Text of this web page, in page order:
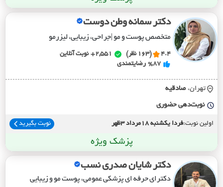
دکتر سمانه وطن دوست
متخصص پوست و مو |جراحی، زیبایی، لیزرمو
4.4 (163 نظر) 2,551+
نوبت آنلاین
%87 رضایتمندی
تهران، صادقيه
نوبت‌دهی حضوری
اولین نوبت:فردا یکشنبه 18مرداد 3ظهر نوبت بگیرید
پزشک ویژه
دکتر شایان صدری نسب
دکترای حرفه ای پزشکی عمومی، پوست مو و زیبایی